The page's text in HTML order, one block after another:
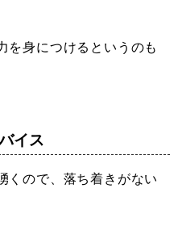
を身につけるというのも
イス
くので、落ち着きがない